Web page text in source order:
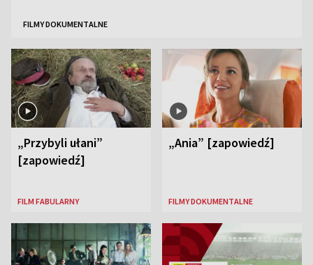
FILMY DOKUMENTALNE
„Przybyli ułani”
[zapowiedź]
FILM FABULARNY
„Ania” [zapowiedź]
FILMY DOKUMENTALNE